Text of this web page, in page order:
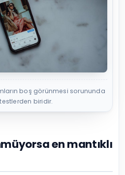
boş görünmesi sorununda
testlerden biridir.
en mantıklı